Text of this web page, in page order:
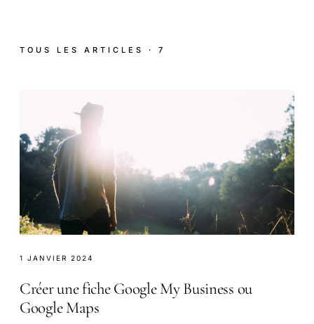
TOUS LES ARTICLES · 7
1 JANVIER 2024
Créer une fiche Google My Business ou
Google Maps